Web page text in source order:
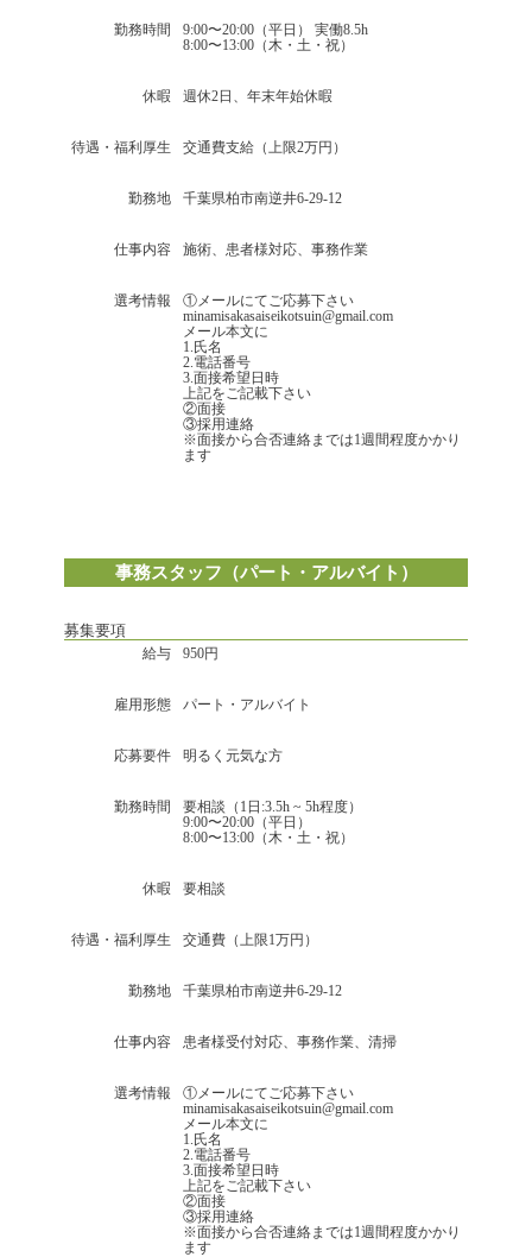
勤務時間
9:00〜20:00（平日） 実働8.5h
8:00〜13:00（木・土・祝）
休暇 週休2日、年末年始休暇
待遇・福利厚生 交通費支給（上限2万円）
勤務地 千葉県柏市南逆井6-29-12
仕事内容 施術、患者様対応、事務作業
選考情報
①メールにてご応募下さい
minamisakasaiseikotsuin@gmail.com
メール本文に
1.氏名
2.電話番号
3.面接希望日時
上記をご記載下さい
②面接
③採用連絡
※面接から合否連絡までは1週間程度かかり
ます
事務スタッフ（パート・アルバイト）
募集要項
給与 950円
雇用形態 パート・アルバイト
応募要件 明るく元気な方
勤務時間
要相談（1日:3.5h ~ 5h程度）
9:00〜20:00（平日）
8:00〜13:00（木・土・祝）
休暇 要相談
待遇・福利厚生 交通費（上限1万円）
勤務地 千葉県柏市南逆井6-29-12
仕事内容 患者様受付対応、事務作業、清掃
選考情報
①メールにてご応募下さい
minamisakasaiseikotsuin@gmail.com
メール本文に
1.氏名
2.電話番号
3.面接希望日時
上記をご記載下さい
②面接
③採用連絡
※面接から合否連絡までは1週間程度かかり
ます